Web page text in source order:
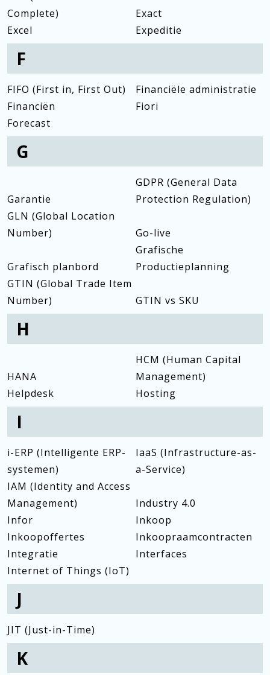
Complete)
Exact
Excel
Expeditie
F
FIFO (First in, First Out)
Financiële administratie
Financiën
Fiori
Forecast
G
Garantie
GDPR (General Data
Protection Regulation)
GLN (Global Location
Number)
Go-live
Grafisch planbord
Grafische
Productieplanning
GTIN (Global Trade Item
Number)
GTIN vs SKU
H
HANA
HCM (Human Capital
Management)
Helpdesk
Hosting
I
i-ERP (Intelligente ERP-
systemen)
IaaS (Infrastructure-as-
a-Service)
IAM (Identity and Access
Management)
Industry 4.0
Infor
Inkoop
Inkoopoffertes
Inkoopraamcontracten
Integratie
Interfaces
Internet of Things (IoT)
J
JIT (Just-in-Time)
K